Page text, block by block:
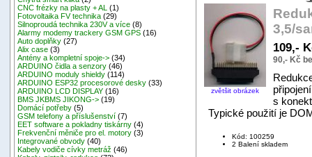
CNC frézky na plasty + AL
(1)
Fotovoltaika FV technika (29)
Silnoproudá technika 230V a více (8)
Alarmy modemy trackery GSM GPS (16)
Auto doplňky (27)
Alix case (3)
Antény a kompletní spoje-> (34)
ARDUINO čidla a senzory (46)
ARDUINO moduly shieldy (114)
ARDUINO ESP32 procesorové desky (33)
ARDUINO LCD DISPLAY (16)
BMS JKBMS JIKONG-> (19)
Domácí potřeby (5)
GSM telefony a příslušenství (7)
EET software a pokladny tiskárny (4)
Frekvenční měniče pro el. motory (3)
Integrované obvody (40)
Kabely vodiče cívky metráž (46)
zvětšit obrázek
3,5/
109,-
90,- Kč
s
Typické použití je
Kód: 100259
2 Balení skladem